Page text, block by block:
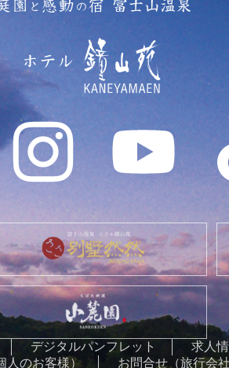
デジタルパンフレット
求人
人のお客様）
お問合せ（旅行会社